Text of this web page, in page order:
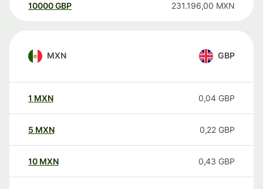
10000 GBP 231.196,00 MXN
MXN GBP
1 MXN 0,04 GBP
5 MXN 0,22 GBP
10 MXN 0,43 GBP